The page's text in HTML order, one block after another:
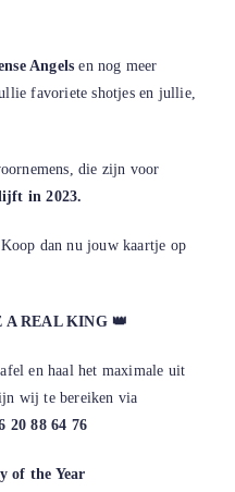
Angels en nog meer
favoriete shotjes en jullie,
die zijn voor
in 2023.
dan nu jouw kaartje op
A REAL KING 👑
en haal het maximale uit
wij te bereiken via
20 88 64 76
of the Year